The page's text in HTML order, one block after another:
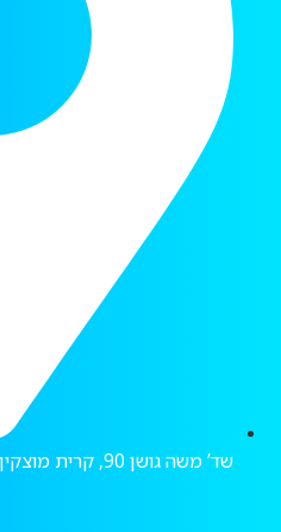
שד’ משה גושן 90, קרית מוצקין